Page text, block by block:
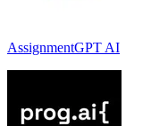
AssignmentGPT AI